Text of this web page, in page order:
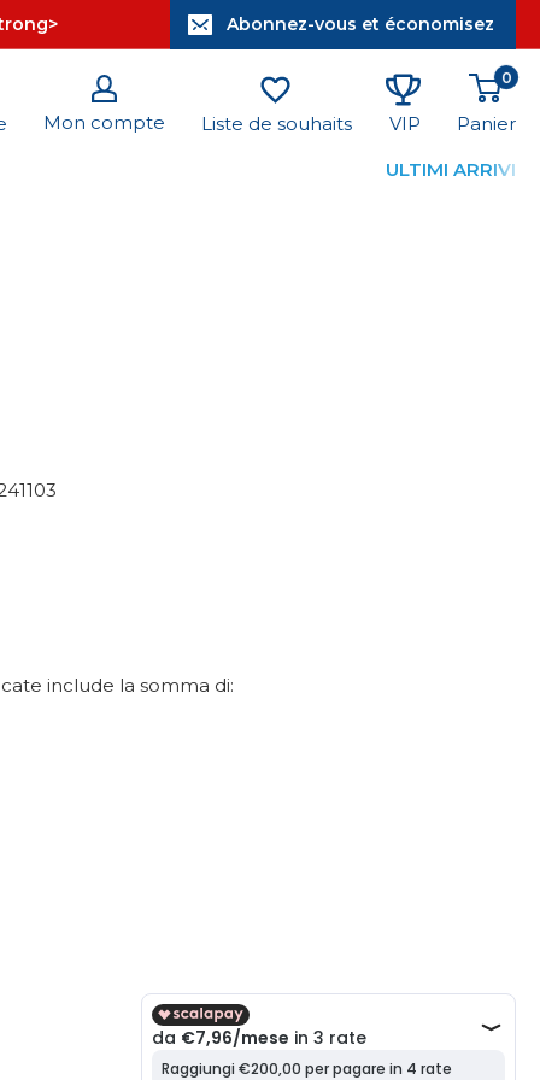
Abonnez-vous et économisez
Mon compte Liste de souhaits VIP
0
Panier
ULTIMI ARRIVI
include la somma di: